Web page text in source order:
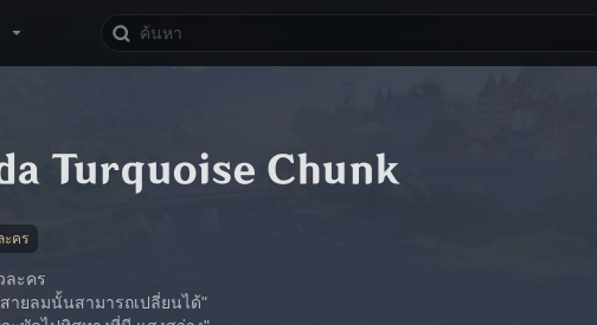
Turquoise Chunk
ะคร
ละคร
ายลมนั้นสามารถเปลี่ยนได้"